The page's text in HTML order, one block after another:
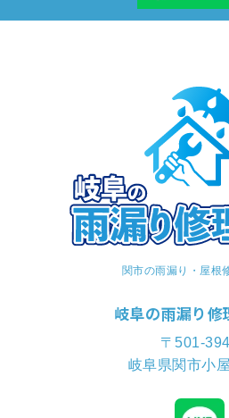
関市の雨漏り・屋根
岐阜の雨漏り修
〒501-
岐阜県関市小